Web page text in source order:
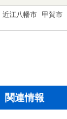
近江八幡市 甲賀市
関連情報